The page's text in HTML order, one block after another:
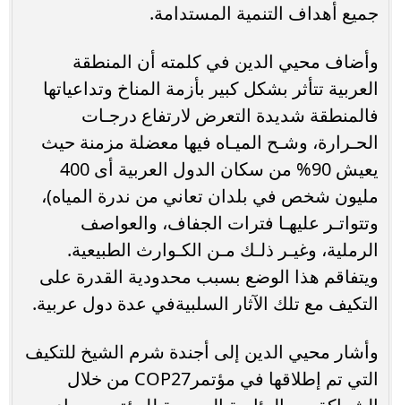
جميع أهداف التنمية المستدامة.
وأضاف محيي الدين في كلمته أن المنطقة
العربية تتأثر بشكل كبير بأزمة المناخ وتداعياتها
فالمنطقة شديدة التعرض لارتفاع درجـات
الحـرارة، وشـح الميـاه فيها معضلة مزمنة حيث
يعيش 90% من سكان الدول العربية أى 400
مليون شخص في بلدان تعاني من ندرة المياه)،
وتتواتـر عليهـا فترات الجفاف، والعواصف
الرملية، وغيـر ذلـك مـن الكـوارث الطبيعية.
ويتفاقم هذا الوضع بسبب محدودية القدرة على
التكيف مع تلك الآثار السلبيةفي عدة دول عربية.
وأشار محيي الدين إلى أجندة شرم الشيخ للتكيف
التي تم إطلاقها في مؤتمرCOP27 من خلال